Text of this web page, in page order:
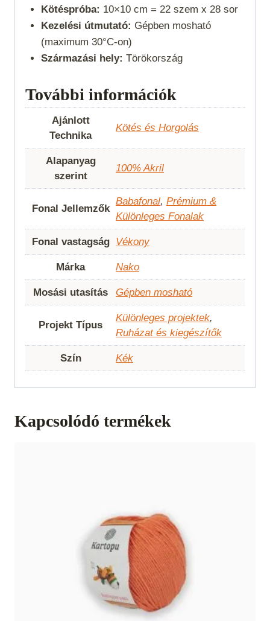
Kötéspróba: 10×10 cm = 22 szem x 28 sor
Kezelési útmutató: Gépben mosható
(maximum 30°C-on)
Származási hely: Törökország
További információk
Ajánlott
Technika
Kötés és Horgolás
Alapanyag
szerint
100% Akril
Fonal Jellemzők
Babafonal, Prémium &
Különleges Fonalak
Fonal vastagság Vékony
Márka Nako
Mosási utasítás Gépben mosható
Projekt Típus
Különleges projektek,
Ruházat és kiegészítők
Szín Kék
Kapcsolódó termékek